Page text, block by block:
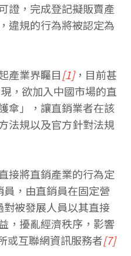
證，完成登記擬販賣產
違規的行為將被認定為
產業界矚目[1]，目前甚
，欲加入中國市場的直
傘」，讓直銷業者在該
法規以及官方針對法規
接將直銷產業的行為定
，由直銷員在固定營
被發展人員以其直接
，擾亂經濟秩序，影響
或互聯網資訊服務者[7]